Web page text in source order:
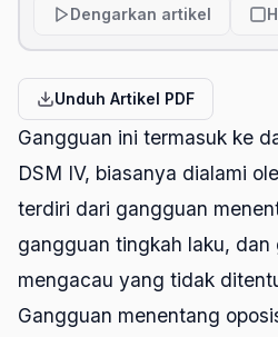
Dengarkan artikel
Unduh Artikel PDF
Gangguan ini termasuk ke
DSM IV, biasanya dialami
terdiri dari gangguan
gangguan tingkah laku, dan
mengacau yang tidak
Gangguan menentang